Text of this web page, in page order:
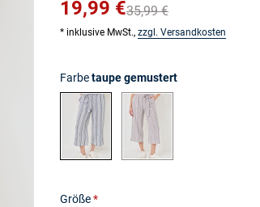
35,99 €
19,99 €
* inklusive MwSt., zzgl. Versandkosten
Farbetaupe gemustert
blau gemusterttaupe gemustert
Größe